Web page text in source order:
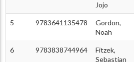
Jojo
5 9783641135478
Gordon,
Noah
6 9783838744964
Fitzek,
Sebastian